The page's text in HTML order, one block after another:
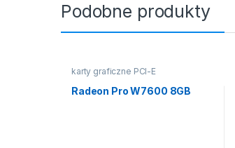
Podobne produkty
karty graficzne PCI-E
Radeon Pro W7600 8GB